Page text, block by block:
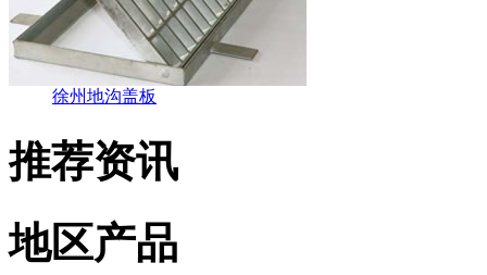
徐州地沟盖板
推荐资讯
地区产品